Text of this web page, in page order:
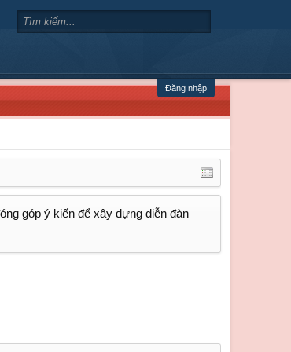
Đăng nhập
góp ý kiến để xây dựng diễn đàn